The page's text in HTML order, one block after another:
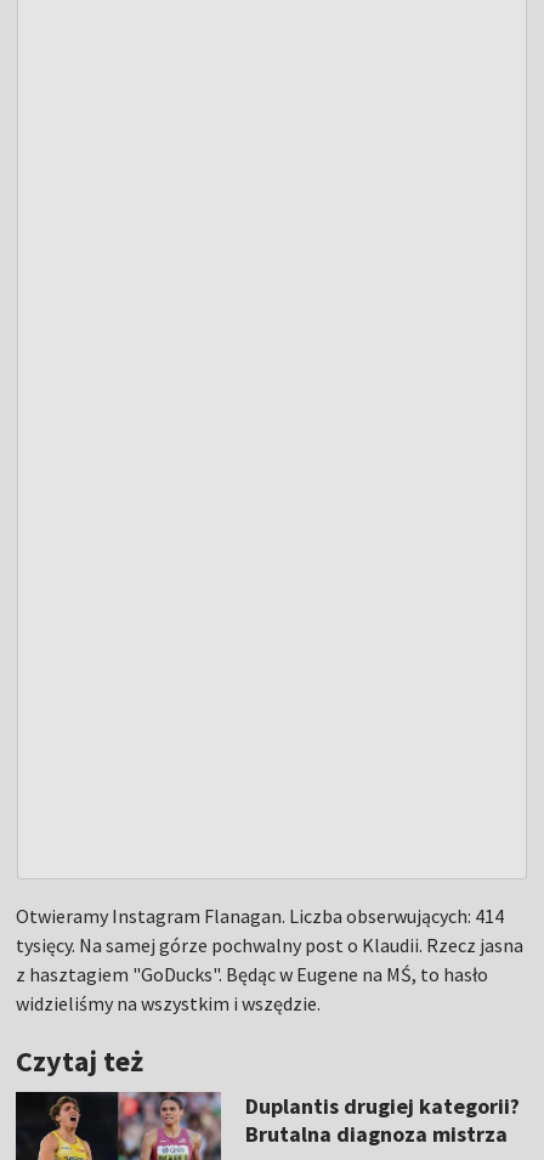
Otwieramy Instagram Flanagan. Liczba obserwujących: 414
tysięcy. Na samej górze pochwalny post o Klaudii. Rzecz jasna
z hasztagiem "GoDucks". Będąc w Eugene na MŚ, to hasło
widzieliśmy na wszystkim i wszędzie.
Czytaj też
Duplantis drugiej kategorii?
Brutalna diagnoza mistrza